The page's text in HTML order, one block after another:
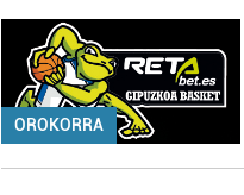
OROKORRA